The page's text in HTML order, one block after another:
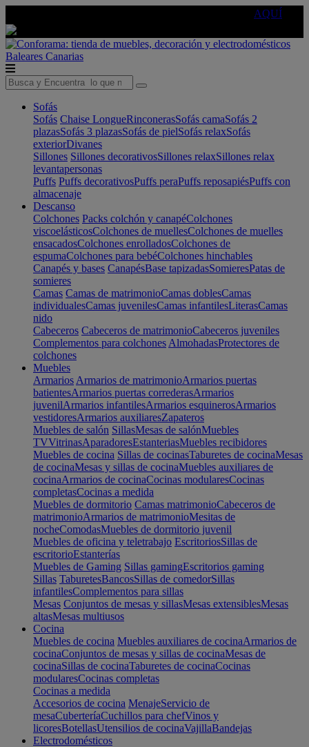
AQUÍ
Baleares Canarias
Sofás
Sofás Chaise LongueRinconerasSofás camaSofás 2
plazasSofás 3 plazasSofás de pielSofás relaxSofás
exteriorDivanes
Sillones Sillones decorativosSillones relaxSillones relax
levantapersonas
Puffs Puffs decorativosPuffs peraPuffs reposapiésPuffs con
almacenaje
Descanso
Colchones Packs colchón y canapéColchones
viscoelásticosColchones de muellesColchones de muelles
ensacadosColchones enrolladosColchones de
espumaColchones para bebéColchones hinchables
Canapés y bases CanapésBase tapizadasSomieresPatas de
somieres
Camas Camas de matrimonioCamas doblesCamas
individualesCamas juvenilesCamas infantilesLiterasCamas
nido
Cabeceros Cabeceros de matrimonioCabeceros juveniles
Complementos para colchones AlmohadasProtectores de
colchones
Muebles
Armarios Armarios de matrimonioArmarios puertas
batientesArmarios puertas correderasArmarios
juvenilArmarios infantilesArmarios esquinerosArmarios
vestidoresArmarios auxiliaresZapateros
Muebles de salón SillasMesas de salónMuebles
TVVitrinasAparadoresEstanteriasMuebles recibidores
Muebles de cocina Sillas de cocinasTaburetes de cocinaMesas
de cocinaMesas y sillas de cocinaMuebles auxiliares de
cocinaArmarios de cocinaCocinas modularesCocinas
completasCocinas a medida
Muebles de dormitorio Camas matrimonioCabeceros de
matrimonioArmarios de matrimonioMesitas de
nocheComodasMuebles de dormitorio juvenil
Muebles de oficina y teletrabajo EscritoriosSillas de
escritorioEstanterías
Muebles de Gaming Sillas gamingEscritorios gaming
Sillas TaburetesBancosSillas de comedorSillas
infantilesComplementos para sillas
Mesas Conjuntos de mesas y sillasMesas extensiblesMesas
altasMesas multiusos
Cocina
Muebles de cocina Muebles auxiliares de cocinaArmarios de
cocinaConjuntos de mesas y sillas de cocinaMesas de
cocinaSillas de cocinaTaburetes de cocinaCocinas
modularesCocinas completas
Cocinas a medida
Accesorios de cocina MenajeServicio de
mesaCuberteríaCuchillos para chefVinos y
licoresBotellasUtensilios de cocinaVajillaBandejas
Electrodomésticos